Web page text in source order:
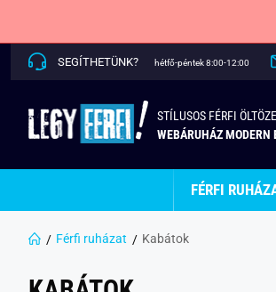
SEGÍTHETÜNK? hétfő-péntek 8:00-12:00
STÍLUSOS FÉRFI
WEBÁRUHÁZ MODERN
FÉRFI
Férfi ruházat Kabátok